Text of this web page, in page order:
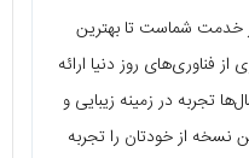
خدمت شماست تا بهترین
از فناوری‌های روز دنیا ارائه
تجربه در زمینه زیبایی و
نسخه از خودتان را تجربه